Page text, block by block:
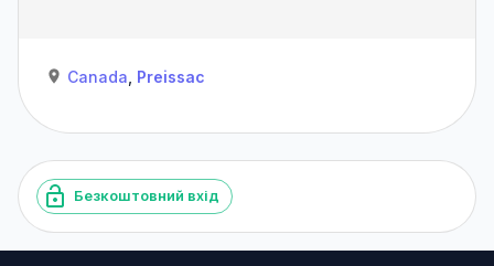
Canada Preissac
Безкоштовний вхід